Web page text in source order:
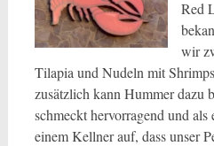
Red
wir
Tilapia und Nudeln mit
zusätzlich kann Hummer dazu
schmeckt hervorragend und
einem Kellner auf, dass unser